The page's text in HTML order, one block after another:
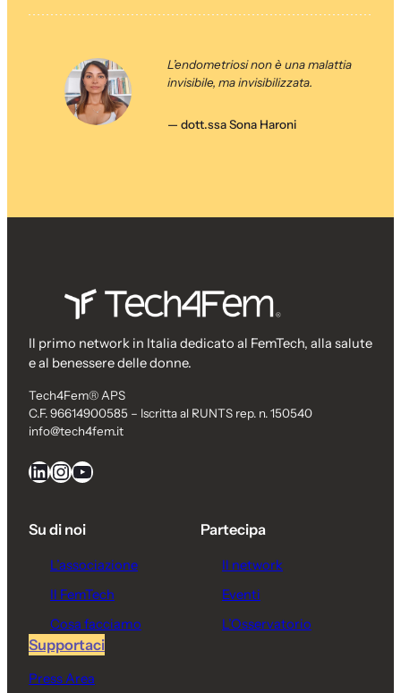
L’endometriosi non è una malattia
invisibile, ma invisibilizzata.
— dott.ssa Sona Haroni
Il primo network in Italia dedicato al FemTech, alla salute
e al benessere delle donne.
Tech4Fem® APS
C.F. 96614900585 – Iscritta al RUNTS rep. n. 150540
info@tech4fem.it
LinkedIn InstagramYouTube
Su di noi
L’associazione
Il FemTech
Cosa facciamo
Partecipa
Il network
Eventi
L’Osservatorio
Supportaci
Press Area